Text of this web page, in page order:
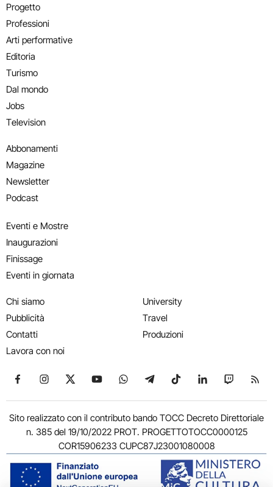
Progetto
Professioni
Arti performative
Editoria
Turismo
Dal mondo
Jobs
Television
Abbonamenti
Magazine
Newsletter
Podcast
Eventi e Mostre
Inaugurazioni
Finissage
Eventi in giornata
Chi siamo
Pubblicità
Contatti
Lavora con noi
University
Travel
Produzioni
Seguici su Facebook
Seguici su Instagram
Seguici su X
Seguici su YouTube
Seguici su WhatsApp
Seguici su Telegram
Seguici su TikTok
Seguici su
Seguici
Sito realizzato con il contributo bando TOCC Decreto Direttoriale
n. 385 del 19/10/2022 PROT. PROGETTOTOCC0000125
COR15906233 CUPC87J23001080008